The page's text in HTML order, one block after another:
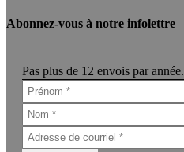
Abonnez-vous à notre infolettre
Pas plus de 12 envois par année.